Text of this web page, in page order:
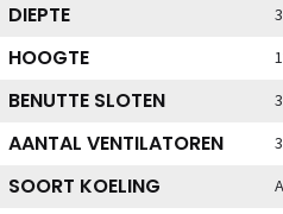
DIEPTE
HOOGTE
BENUTTE SLOTEN
AANTAL VENTILATOREN
SOORT KOELING